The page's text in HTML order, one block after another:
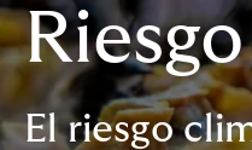
El riesgo